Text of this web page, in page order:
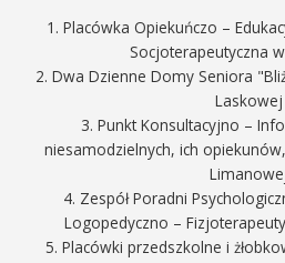
1. Placówka Opiekuńczo –
Socjoterapeutyczna
2. Dwa Dzienne Domy Seniora
Laskowej
3. Punkt Konsultacyjno –
niesamodzielnych, ich
4. Zespół Poradni
Logopedyczno –
5. Placówki przedszkolne i